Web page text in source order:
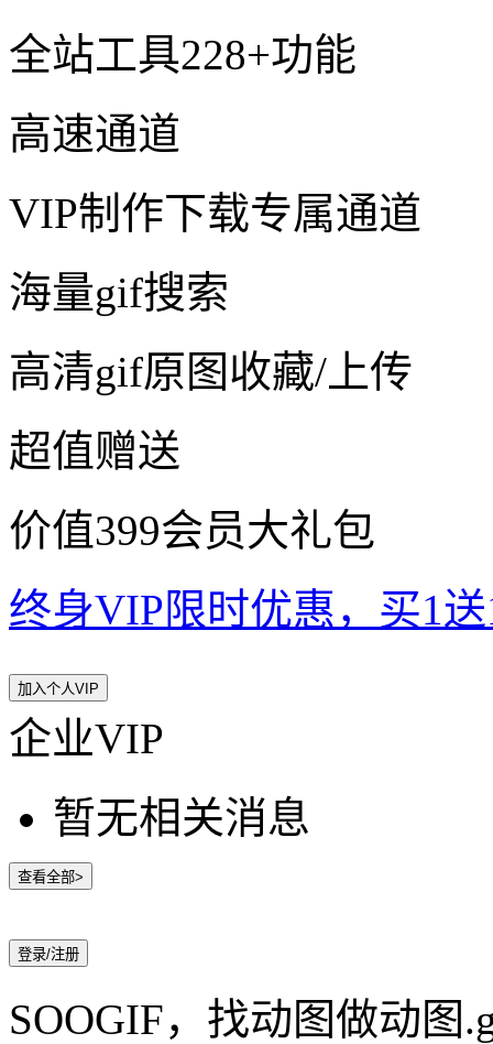
全站工具228+功能
高速通道
VIP制作下载专属通道
海量gif搜索
高清gif原图收藏/上传
超值赠送
价值399会员大礼包
终身VIP限时优惠，买1
加入个人VIP
企业VIP
暂无相关消息
查看全部>
登录/注册
SOOGIF，找动图做动图